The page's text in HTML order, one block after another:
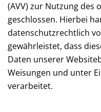
(AVV) zur Nutzung des
geschlossen. Hierbei
datenschutzrechtlich
gewährleistet, dass
Daten unserer
Weisungen und unter
verarbeitet.